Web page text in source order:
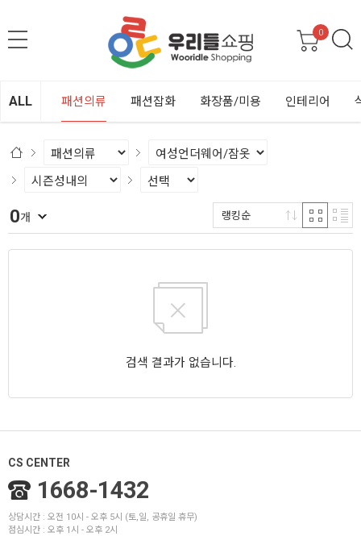
0
ALL 패션의류 패션잡화 화장품/미용 인테리어
0개 랭킹순
검색 결과가 없습니다.
CS CENTER
1668-1432
상담시간 : 오전 10시 - 오후 5시 (토,일, 공휴일 휴무)
점심시간 : 오후 1시 - 오후 2시